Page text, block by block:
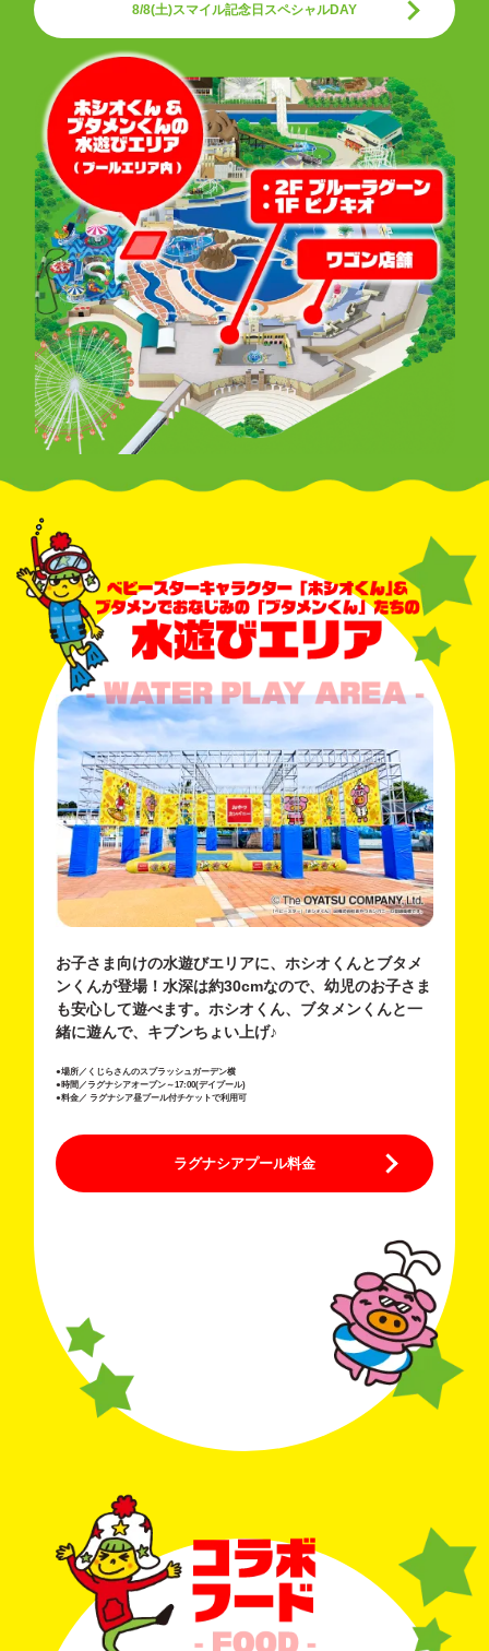
8/8(土)スマイル記念日スペシャルDAY
お子さま向けの水遊びエリアに、ホシオくんとブタメ
ンくんが登場！水深は約30cmなので、幼児のお子さま
も安心して遊べます。ホシオくん、ブタメンくんと一
緒に遊んで、キブンちょい上げ♪
●場所／くじらさんのスプラッシュガーデン横
●時間／ラグナシアオープン～17:00(デイプール)
●料金／ ラグナシア昼プール付チケットで利用可
ラグナシアプール料金